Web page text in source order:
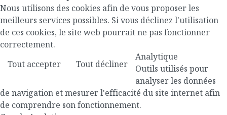
Nous utilisons des cookies afin de vous proposer les
meilleurs services possibles. Si vous déclinez l'utilisation
de ces cookies, le site web pourrait ne pas fonctionner
correctement.
Tout accepter
Tout décliner
Analytique
Outils utilisés pour
analyser les données
de navigation et mesurer l'efficacité du site internet afin
de comprendre son fonctionnement.